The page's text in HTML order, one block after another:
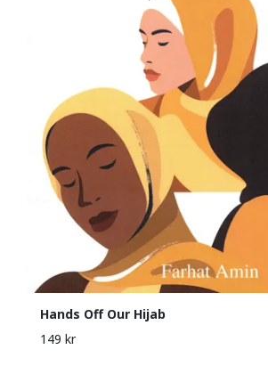
Hands Off Our Hijab
149 kr